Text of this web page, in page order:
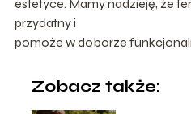
estetyce. Mamy nadzieję, że
przydatny i
pomoże w doborze
Zobacz także: